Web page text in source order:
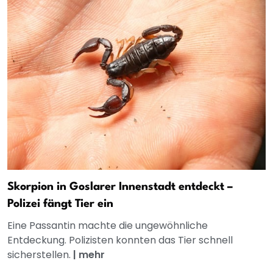
Skorpion in Goslarer Innenstadt entdeckt –
Polizei fängt Tier ein
Eine Passantin machte die ungewöhnliche
Entdeckung. Polizisten konnten das Tier schnell
sicherstellen. | mehr